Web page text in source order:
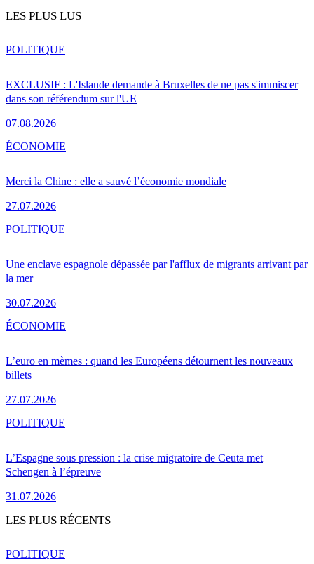
LES PLUS LUS
EXCLUSIF : L'Islande demande à Bruxelles de ne pas s'immiscer
dans son référendum sur l'UE
07.08.2026
POLITIQUE
Merci la Chine : elle a sauvé l’économie mondiale
27.07.2026
ÉCONOMIE
Une enclave espagnole dépassée par l'afflux de migrants arrivant par
la mer
30.07.2026
POLITIQUE
L’euro en mèmes : quand les Européens détournent les nouveaux
billets
27.07.2026
ÉCONOMIE
L’Espagne sous pression : la crise migratoire de Ceuta met
Schengen à l’épreuve
31.07.2026
POLITIQUE
LES PLUS RÉCENTS
POLITIQUE